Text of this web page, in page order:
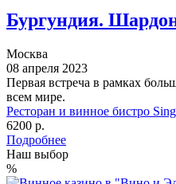
Бургундия.
Москва
08 апреля 2023
Первая встреча в рамках
всем мире.
Ресторан и винное бистро
6200 р.
Подробнее
Наш выбор
%